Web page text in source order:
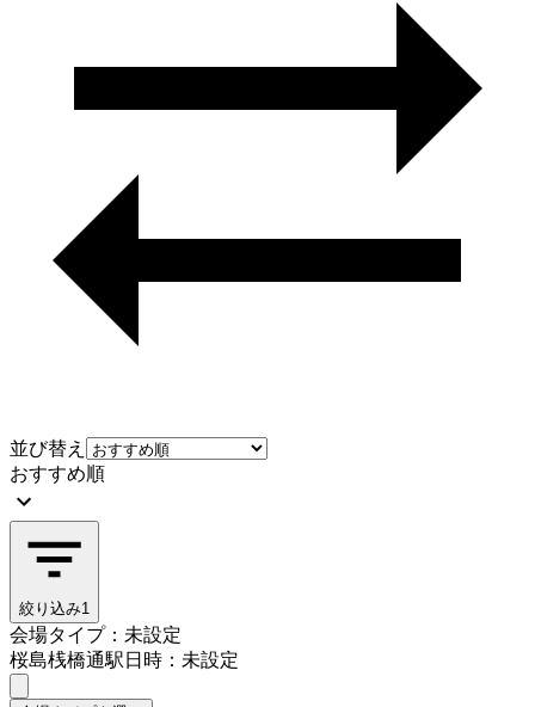
並び替え
おすすめ順
絞り込み1
会場タイプ：未設定
桜島桟橋通駅日時：未設定